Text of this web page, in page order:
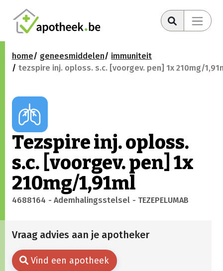
home geneesmiddelen
immuniteit
tezspire inj. oploss. s.c. [voorgev. pen] 1x 210mg/
Tezspire inj. oploss.
s.c. [voorgev. pen] 1x
210mg/1,91ml
4688164 - Ademhalingsstelsel - TEZEPELUMAB
Vraag advies aan je apotheker
Vind een apotheek